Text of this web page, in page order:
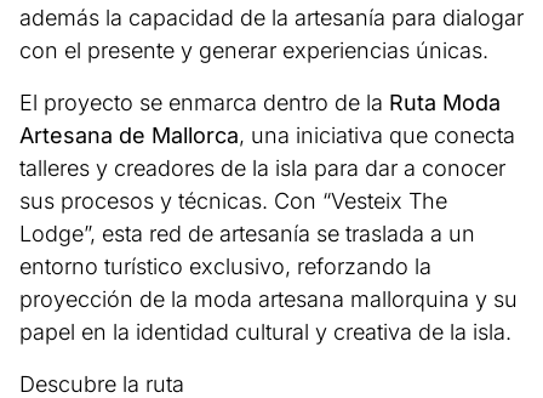
además la capacidad de la artesanía para dialogar
con el presente y generar experiencias únicas.
El proyecto se enmarca dentro de la Ruta Moda
Artesana de Mallorca, una iniciativa que conecta
talleres y creadores de la isla para dar a conocer
sus procesos y técnicas. Con “Vesteix The
Lodge”, esta red de artesanía se traslada a un
entorno turístico exclusivo, reforzando la
proyección de la moda artesana mallorquina y su
papel en la identidad cultural y creativa de la isla.
Descubre la ruta